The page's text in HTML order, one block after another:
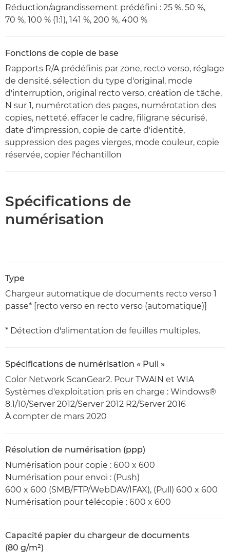
Réduction/agrandissement prédéfini : 25 %, 50 %,
70 %, 100 % (1:1), 141 %, 200 %, 400 %
Fonctions de copie de base
Rapports R/A prédéfinis par zone, recto verso, réglage
de densité, sélection du type d'original, mode
d'interruption, original recto verso, création de tâche,
N sur 1, numérotation des pages, numérotation des
copies, netteté, effacer le cadre, filigrane sécurisé,
date d'impression, copie de carte d'identité,
suppression des pages vierges, mode couleur, copie
réservée, copier l'échantillon
Spécifications de
numérisation
Type
Chargeur automatique de documents recto verso 1
passe* [recto verso en recto verso (automatique)]
* Détection d'alimentation de feuilles multiples.
Spécifications de numérisation « Pull »
Color Network ScanGear2. Pour TWAIN et WIA
Systèmes d'exploitation pris en charge : Windows®
8.1/10/Server 2012/Server 2012 R2/Server 2016
À compter de mars 2020
Résolution de numérisation (ppp)
Numérisation pour copie : 600 x 600
Numérisation pour envoi : (Push)
600 x 600 (SMB/FTP/WebDAV/IFAX), (Pull) 600 x 600
Numérisation pour télécopie : 600 x 600
Capacité papier du chargeur de documents
(80 g/m²)